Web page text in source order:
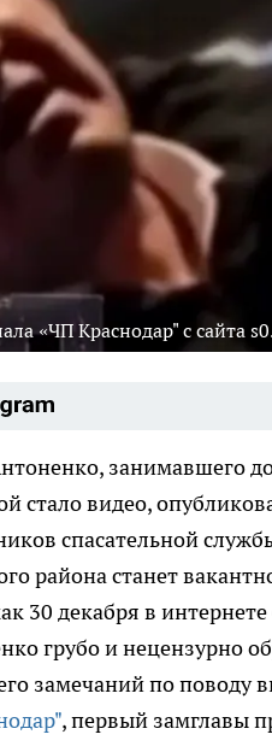
«ЧП Краснодар" с сайта
занимавшего
стало видео,
спасательной
района станет
30 декабря в
грубо и нецензурно
замечаний по поводу
, первый замглавы